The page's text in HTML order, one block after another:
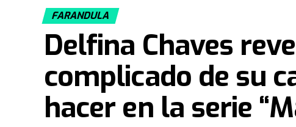
FARANDULA
Delfina Chaves
complicado de su
hacer en la serie